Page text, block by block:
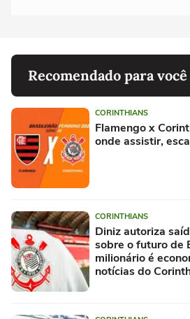
Recomendado para você
CORINTHIANS
Flamengo x
onde assistir,
CORINTHIANS
Diniz autoriza
sobre o futuro de
milionário é
notícias do